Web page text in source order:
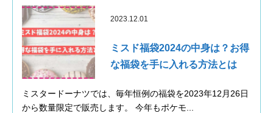
2023.12.01
ミスド福袋2024の中身は？お得
な福袋を手に入れる方法とは
ミスタードーナツでは、毎年恒例の福袋を2023年12月26日
から数量限定で販売します。 今年もポケモ...